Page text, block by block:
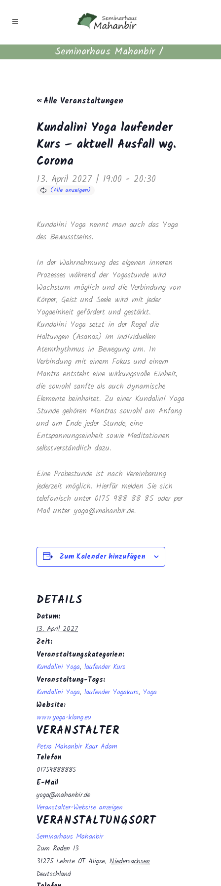
Seminarhaus Mahanbir/
« Alle Veranstaltungen
Kundalini Yoga laufender
Kurs – aktuell Ausfall wg.
Corona
13. April 2027 | 19:00 - 20:30
Kundalini Yoga nennt man auch das Yoga
des Bewusstseins.
In der Wahrnehmung des eigenen inneren
Prozesses während der Yogastunde wird
Wachstum möglich und die Verbindung von
Körper, Geist und Seele wird mit jeder
Yogaeinheit gefördert und gestärkt.
Kundalini Yoga setzt in der Regel die
Haltungen (Asanas) im individuellen
Atemrhythmus in Bewegung um. In
Verbindung mit einem Fokus und einem
Mantra entsteht eine wirkungsvolle Einheit,
die sowohl sanfte als auch dynamische
Elemente beinhaltet. Zu einer Kundalini Yoga
Stunde gehören Mantras sowohl am Anfang
und am Ende jeder Stunde, eine
Entspannungseinheit sowie Meditationen
selbstverständlich dazu.
Eine Probestunde ist nach Vereinbarung
jederzeit möglich. Hierfür melden Sie sich
telefonisch unter 0175 988 88 85 oder per
Mail unter yoga@mahanbir.de.
Zum Kalender hinzufügen
DETAILS
Datum:
13. April 2027
Zeit:
Veranstaltungskategorien:
Kundalini Yoga, laufender Kurs
Veranstaltung-Tags:
Kundalini Yoga, laufender Yogakurs, Yoga
Website:
www.yoga-klang.eu
VERANSTALTUNGSORT
Seminarhaus Mahanbir
Zum Roden 13
31275 Lehrte OT Aligse, Niedersachsen
Deutschland
VERANSTALTER
Petra Mahanbir Kaur Adam
Telefon
01759888885
E-Mail
yoga@mahanbir.de
Veranstalter-Website anzeigen